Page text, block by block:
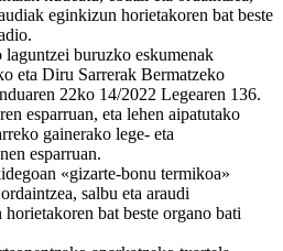
eginkizun horietakoren bat beste
buruzko eskumenak
eta Diru Sarrerak Bermatzeko
22ko 14/2022 Legearen 136.
esparruan, eta lehen aipatutako
gainerako lege- eta
esparruan.
«gizarte-bonu termikoa»
salbu eta araudi
bat beste organo bati